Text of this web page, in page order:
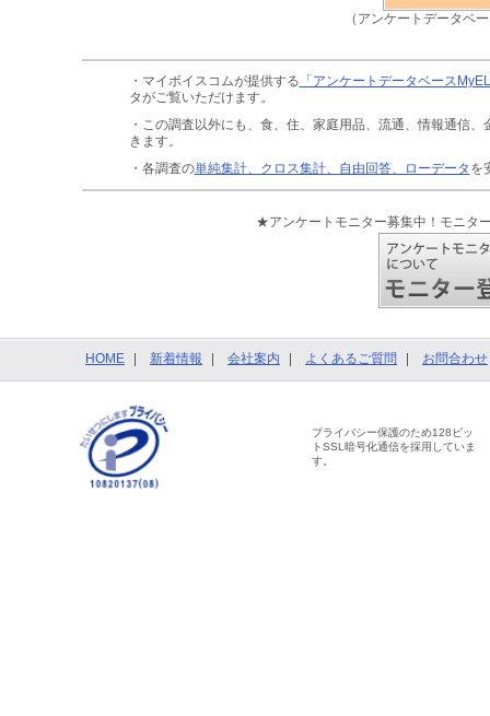
（アンケートデータベ
・マイボイスコムが提供する 「アンケートデータベース
タがご覧いただけます。
・この調査以外にも、食、住、家庭用品、流通、情報通信、
きます。
・各調査の単純集計、クロス集計、自由回答、ローデータ を
★アンケートモニター募集中！モニタ
HOME 新着情報 会社案内 よくあるご質問 お問合わせ
プライバシー保護のため128ビッ
トSSL暗号化通信を採用していま
す。